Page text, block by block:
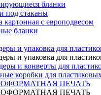
бланки
под стаканы
картонная с европодвесом
бланки
и упаковка для
и упаковка для
и конверты для
коробки для
ПЕЧАТЬ
ПЕЧАТЬ